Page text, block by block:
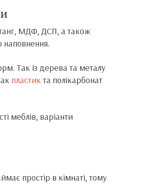
МДФ, ДСП, а також
наповнення.
Так із дерева та металу
пластик та полікарбонат
меблів, варіанти
простір в кімнаті, тому